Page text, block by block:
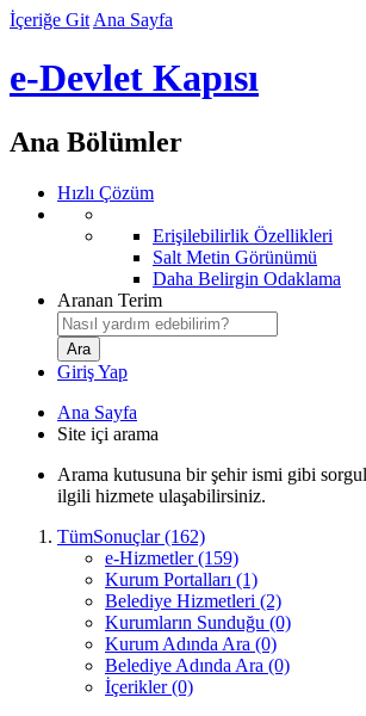
İçeriğe Git Ana Sayfa
e-Devlet Kapısı
Ana Bölümler
Hızlı Çözüm
Erişilebilirlik Özellikleri
Salt Metin Görünümü
Daha Belirgin Odaklama
Aranan Terim
Giriş Yap
Ana Sayfa
Site içi arama
Arama kutusuna bir şehir ismi gibi
ilgili hizmete ulaşabilirsiniz.
TümSonuçlar (162)
e-Hizmetler (159)
Kurum Portalları (1)
Belediye Hizmetleri (2)
Kurumların Sunduğu (0)
Kurum Adında Ara (0)
Belediye Adında Ara (0)
İçerikler (0)